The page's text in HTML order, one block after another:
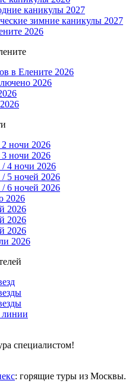
каникулы 2027
зимние каникулы 2027
2026
в Елените 2026
2026
ночи 2026
ночи 2026
4 ночи 2026
5 ночей 2026
6 ночей 2026
2026
2026
2026
2026
2026
линии
специалистом!
: горящие туры из Москвы.